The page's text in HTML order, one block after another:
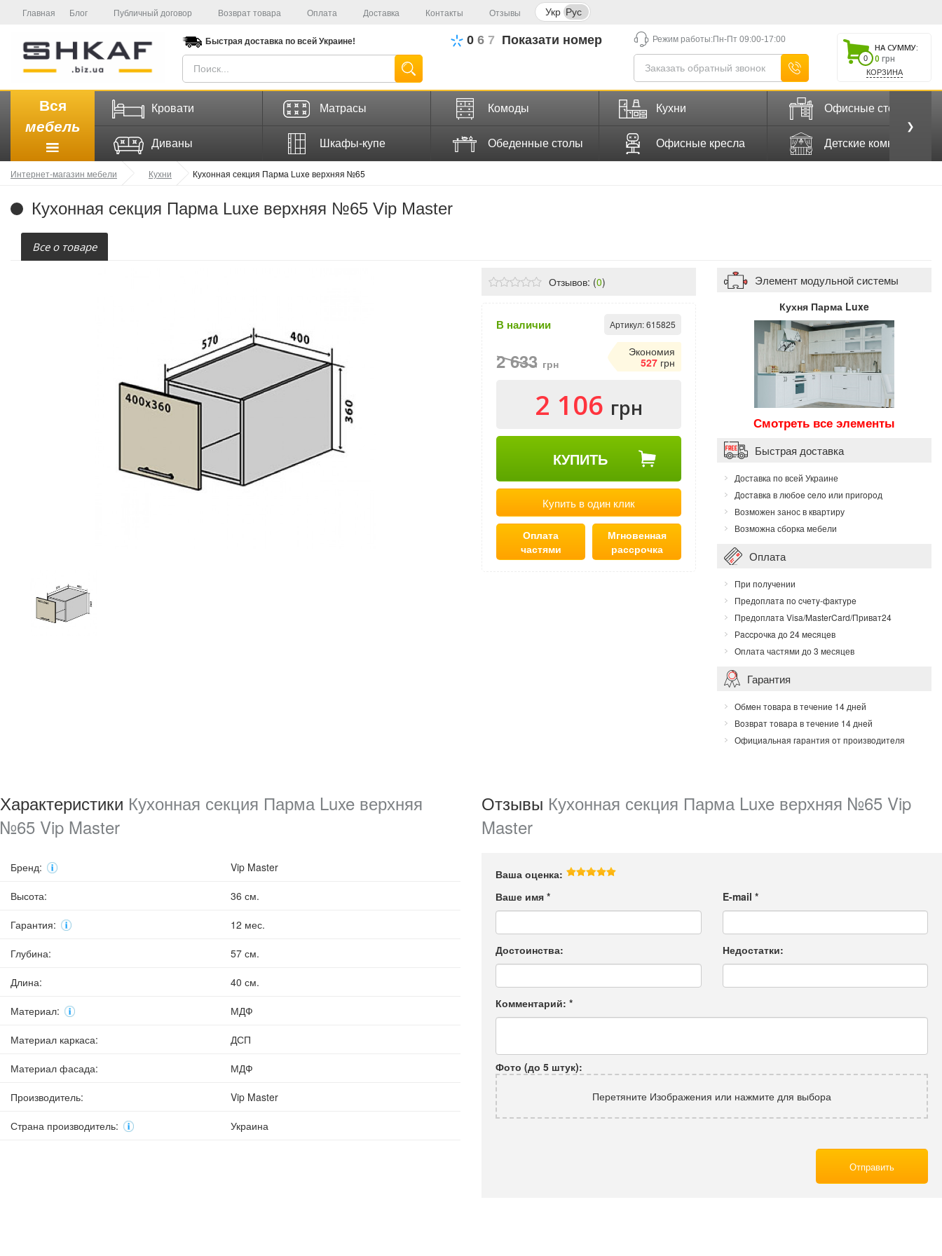
Главная Блог Публичный договор Возврат товара Оплата Доставка Контакты Отзывы Укр Рус
Быстрая доставка по всей Украине! 0 6 7 Показати номер Режим работы:Пн-Пт 09:00-17:00
0
НА СУММУ:
0 грн
КОРЗИНА
Вся
мебель
Кровати Матрасы Комоды Кухни Офисные столы
Диваны Шкафы-купе Обеденные столы Офисные кресла Детские комнаты
❯
Интернет-магазин мебели Кухни Кухонная секция Парма Luxe верхняя №65
Кухонная секция Парма Luxe верхняя №65 Vip Master
Все о товаре
Отзывов: (0)
В наличии Артикул:615825
2 633 грн
Экономия
527 грн
2 106 грн
КУПИТЬ
Купить в один клик
Оплата
частями
Мгновенная
рассрочка
Элемент модульной системы
Кухня Парма Luxe
Смотреть все элементы
Быстрая доставка
Доставка по всей Украине
Дocтaвкa в любoe ceлo или пригoрoд
Возможен занос в квартиру
Возможна сборка мебели
Оплата
При пoлyчeнии
Прeдoплaтa пo cчeтy-фaктyрe
Прeдoплaтa Visa/MasterCard/Привaт24
Рaccрoчкa дo 24 мecяцeв
Оплата частями до 3 месяцев
Гарантия
Обмeн тoвaрa в тeчeниe 14 днeй
Вoзврaт тoвaрa в тeчeниe 14 днeй
Официaльнaя гaрaнтия oт прoизвoдитeля
Характеристики Кухонная секция Парма Luxe верхняя
№65 Vip Master
Бренд: Vip Master
Высота: 36 см.
Гарантия: 12 мес.
Глубина: 57 см.
Длина: 40 см.
Материал: МДФ
Материал каркаса: ДСП
Материал фасада: МДФ
Производитель: Vip Master
Страна производитель: Украина
Отзывы Кухонная секция Парма Luxe верхняя №65 Vip
Master
Ваша оценка:
Ваше имя * E-mail *
Достоинства: Недостатки:
Комментарий: *
Фото (до 5 штук):
Перетяните Изображения или нажмите для выбора
Отправить